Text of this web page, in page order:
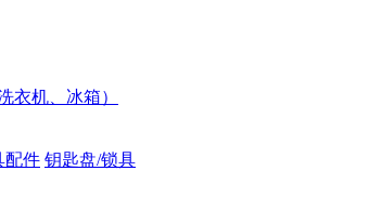
衣机、冰箱）
配件 钥匙盘/锁具